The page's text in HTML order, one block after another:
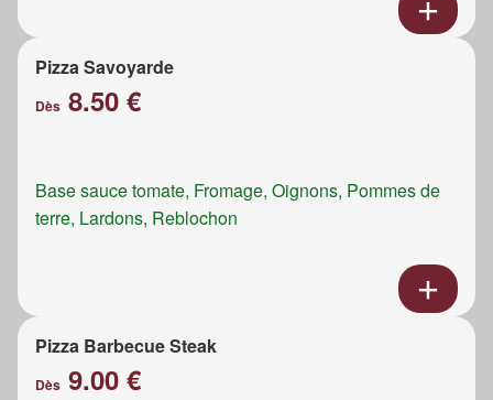
Pizza Savoyarde
Dès 8.50 €
Base sauce tomate, Fromage, Oignons, Pommes de
terre, Lardons, Reblochon
Pizza Barbecue Steak
Dès 9.00 €